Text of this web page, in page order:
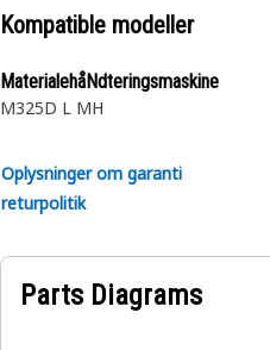
Kompatible modeller
MaterialehåNdteringsmaskine
M325D L MH
Oplysninger om garanti
returpolitik
Parts Diagrams